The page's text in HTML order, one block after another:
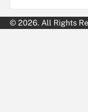
© 2026. All Rights